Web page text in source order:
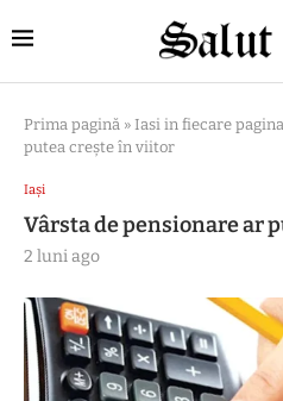
Prima pagină » Iasi in fiecare pagina
putea creşte în viitor
Iași
Vârsta de pensionare ar
2 luni ago